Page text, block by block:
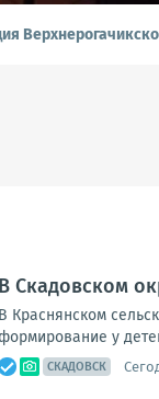
В Скадовском
В Краснянском
формирование у
СКАДОВСК